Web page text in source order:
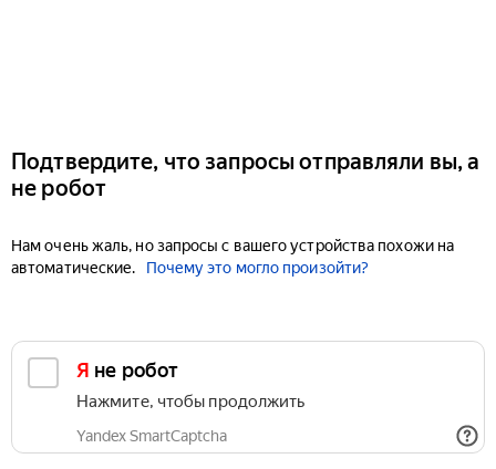
Подтвердите, что запросы отправляли вы, а
не робот
Нам очень жаль, но запросы с вашего устройства похожи на
автоматические.
Почему это могло произойти?
Я не робот
Нажмите, чтобы продолжить
Yandex SmartCaptcha